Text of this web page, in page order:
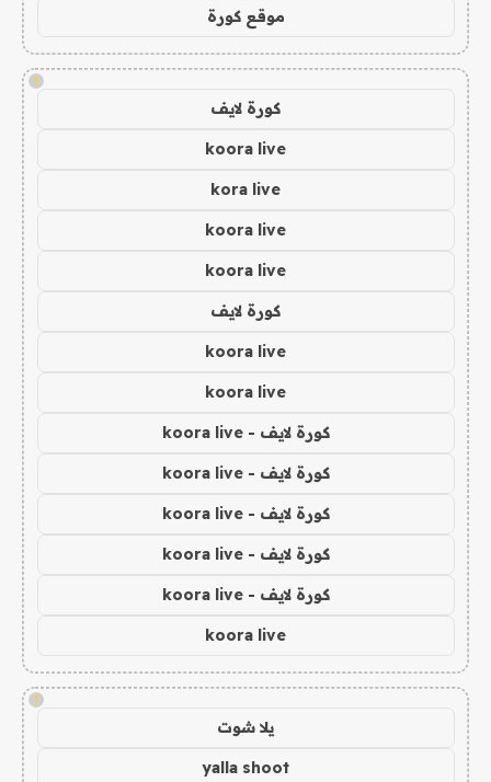
موقع كورة
!
كورة لايف
koora live
kora live
koora live
koora live
كورة لايف
koora live
koora live
كورة لايف - koora live
كورة لايف - koora live
كورة لايف - koora live
كورة لايف - koora live
كورة لايف - koora live
koora live
!
يلا شوت
yalla shoot